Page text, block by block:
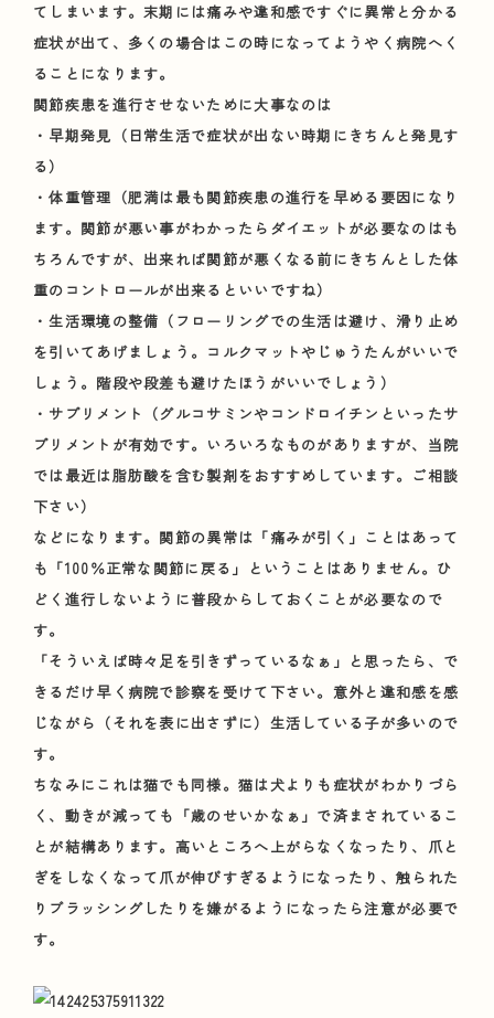
てしまいます。末期には痛みや違和感ですぐに異常と分かる
症状が出て、多くの場合はこの時になってようやく病院へく
ることになります。
関節疾患を進行させないために大事なのは
・早期発見（日常生活で症状が出ない時期にきちんと発見す
る）
・体重管理（肥満は最も関節疾患の進行を早める要因になり
ます。関節が悪い事がわかったらダイエットが必要なのはも
ちろんですが、出来れば関節が悪くなる前にきちんとした体
重のコントロールが出来るといいですね）
・生活環境の整備（フローリングでの生活は避け、滑り止め
を引いてあげましょう。コルクマットやじゅうたんがいいで
しょう。階段や段差も避けたほうがいいでしょう）
・サプリメント（グルコサミンやコンドロイチンといったサ
プリメントが有効です。いろいろなものがありますが、当院
では最近は脂肪酸を含む製剤をおすすめしています。ご相談
下さい）
などになります。関節の異常は「痛みが引く」ことはあって
も「100％正常な関節に戻る」ということはありません。ひ
どく進行しないように普段からしておくことが必要なので
す。
「そういえば時々足を引きずっているなぁ」と思ったら、で
きるだけ早く病院で診察を受けて下さい。意外と違和感を感
じながら（それを表に出さずに）生活している子が多いので
す。
ちなみにこれは猫でも同様。猫は犬よりも症状がわかりづら
く、動きが減っても「歳のせいかなぁ」で済まされているこ
とが結構あります。高いところへ上がらなくなったり、爪と
ぎをしなくなって爪が伸びすぎるようになったり、触られた
りブラッシングしたりを嫌がるようになったら注意が必要で
す。